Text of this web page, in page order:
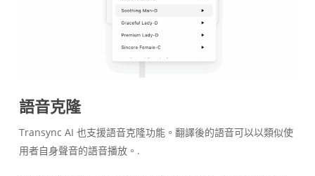
語音克隆
Transync AI 也支援語音克隆功能。翻譯後的語音可以以類似使
用者自身聲音的語音播放。.